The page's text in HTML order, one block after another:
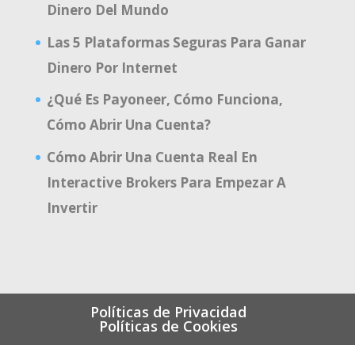
Dinero Del Mundo
Las 5 Plataformas Seguras Para Ganar
Dinero Por Internet
¿Qué Es Payoneer, Cómo Funciona,
Cómo Abrir Una Cuenta?
Cómo Abrir Una Cuenta Real En
Interactive Brokers Para Empezar A
Invertir
Políticas de Privacidad
Políticas de Cookies